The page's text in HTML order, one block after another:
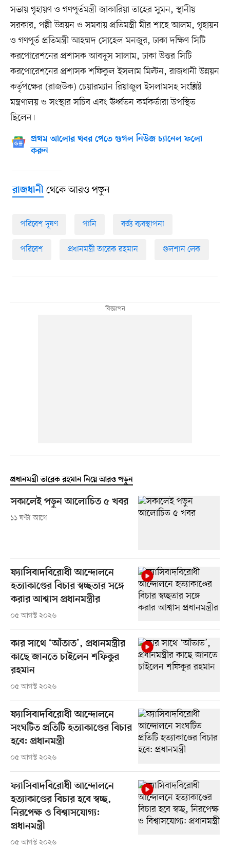
সভায় গৃহায়ণ ও গণপূর্তমন্ত্রী জাকারিয়া তাহের সুমন, স্থানীয়
সরকার, পল্লী উন্নয়ন ও সমবায় প্রতিমন্ত্রী মীর শাহে আলম, গৃহায়ন
ও গণপূর্ত প্রতিমন্ত্রী আহম্মদ সোহেল মনজুর, ঢাকা দক্ষিণ সিটি
করপোরেশনের প্রশাসক আবদুস সালাম, ঢাকা উত্তর সিটি
করপোরেশনের প্রশাসক শফিকুল ইসলাম মিল্টন, রাজধানী উন্নয়ন
কর্তৃপক্ষের (রাজউক) চেয়ারম্যান রিয়াজুল ইসলামসহ সংশ্লিষ্ট
মন্ত্রণালয় ও সংস্থার সচিব এবং ঊর্ধ্বতন কর্মকর্তারা উপস্থিত
ছিলেন।
প্রথম আলোর খবর পেতে গুগল নিউজ চ্যানেল ফলো
করুন
রাজধানীথেকে আরও পড়ুন
পরিবেশ দূষণ পানি বর্জ্য ব্যবস্থাপনা
পরিবেশ প্রধানমন্ত্রী তারেক রহমান গুলশান লেক
প্রধানমন্ত্রী তারেক রহমান নিয়ে আরও পড়ুন
সকালেই পড়ুন আলোচিত ৫ খবর
১১ ঘণ্টা আগে
ফ্যাসিবাদবিরোধী আন্দোলনে
হত্যাকাণ্ডের বিচার স্বচ্ছতার সঙ্গে
করার আশ্বাস প্রধানমন্ত্রীর
০৫ আগস্ট ২০২৬
কার সাথে ‘আঁতাত’, প্রধানমন্ত্রীর
কাছে জানতে চাইলেন শফিকুর
রহমান
০৫ আগস্ট ২০২৬
ফ্যাসিবাদবিরোধী আন্দোলনে
সংঘটিত প্রতিটি হত্যাকাণ্ডের বিচার
হবে: প্রধানমন্ত্রী
০৫ আগস্ট ২০২৬
ফ্যাসিবাদবিরোধী আন্দোলনে
হত্যাকাণ্ডের বিচার হবে স্বচ্ছ,
নিরপেক্ষ ও বিশ্বাসযোগ্য:
প্রধানমন্ত্রী
০৫ আগস্ট ২০২৬